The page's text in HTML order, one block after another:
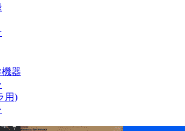
器
用)